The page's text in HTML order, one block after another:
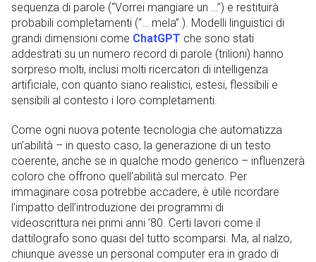
sequenza di parole (“Vorrei mangiare un …”) e restituirà
probabili completamenti (“… mela”.). Modelli linguistici di
grandi dimensioni come ChatGPT che sono stati
addestrati su un numero record di parole (trilioni) hanno
sorpreso molti, inclusi molti ricercatori di intelligenza
artificiale, con quanto siano realistici, estesi, flessibili e
sensibili al contesto i loro completamenti.
Come ogni nuova potente tecnologia che automatizza
un’abilità – in questo caso, la generazione di un testo
coerente, anche se in qualche modo generico – influenzerà
coloro che offrono quell’abilità sul mercato. Per
immaginare cosa potrebbe accadere, è utile ricordare
l’impatto dell’introduzione dei programmi di
videoscrittura nei primi anni ’80. Certi lavori come il
dattilografo sono quasi del tutto scomparsi. Ma, al rialzo,
chiunque avesse un personal computer era in grado di